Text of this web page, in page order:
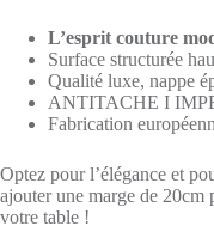
L’esprit couture
Surface structurée
Qualité luxe, nappe
ANTITACHE I
Fabrication
Optez pour l’élégance et
ajouter une marge de 20cm
votre table !